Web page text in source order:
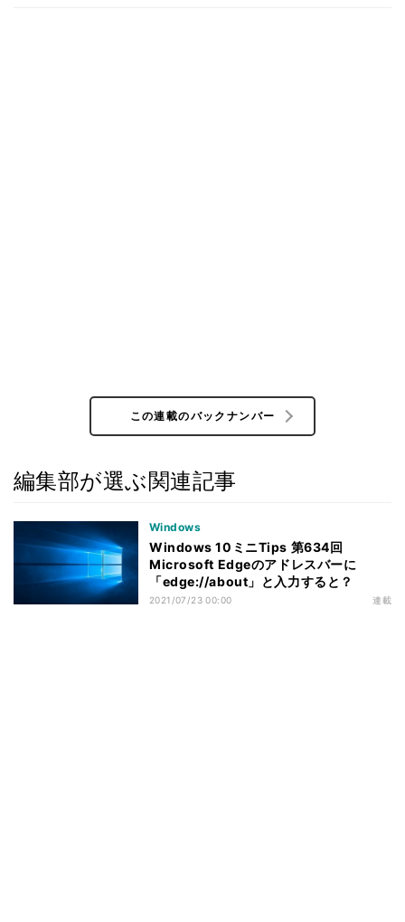
この連載のバックナンバー
編集部が選ぶ関連記事
Windows
Windows 10ミニTips 第634回
Microsoft Edgeのアドレスバーに
「edge://about」と入力すると？
2021/07/23 00:00 連載